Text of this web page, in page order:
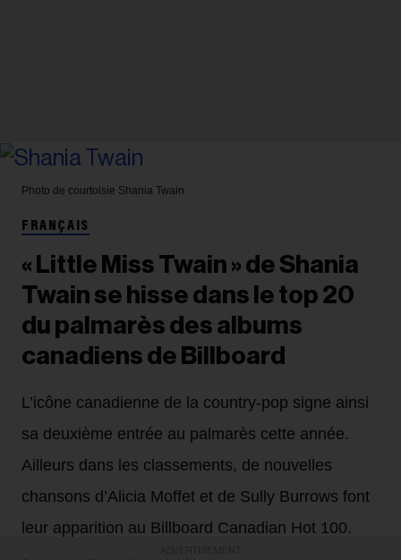
Photo de courtoisie Shania Twain
FRANÇAIS
« Little Miss Twain » de Shania
Twain se hisse dans le top 20
du palmarès des albums
canadiens de Billboard
L’icône canadienne de la country-pop signe ainsi
sa deuxième entrée au palmarès cette année.
Ailleurs dans les classements, de nouvelles
chansons d’Alicia Moffet et de Sully Burrows font
leur apparition au Billboard Canadian Hot 100.